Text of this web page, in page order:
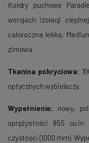
Kołdry puchowe
wersjach izolacji
całoroczna lekka,
zimowa.
Tkanina pokryciowa:
optycznych wybielaczy.
Wypełnienie: nowy,
sprężystości 850
czystości (1000 mm).